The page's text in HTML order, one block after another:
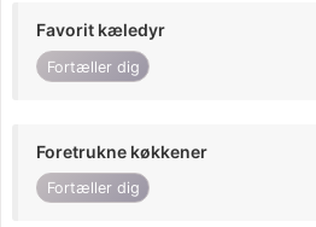
Favorit kæledyr
Fortæller dig
Foretrukne køkkener
Fortæller dig